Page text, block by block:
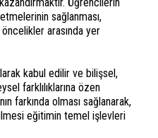
sağlanması,
öncelikler arasında yer
kabul edilir ve bilişsel,
farklılıklarına özen
farkında olması sağlanarak,
eğitimin temel işlevleri